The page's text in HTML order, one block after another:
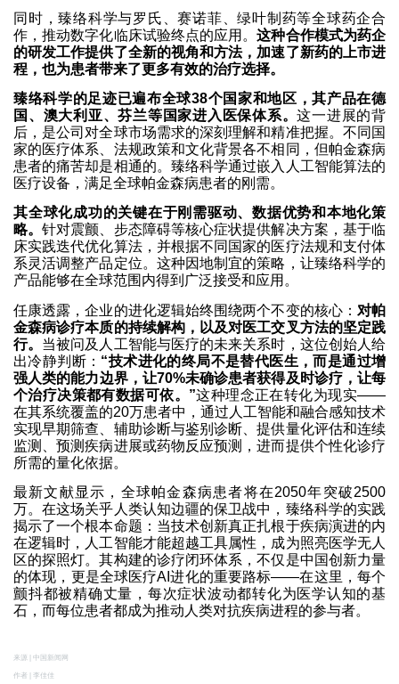
同时，臻络科学与罗氏、赛诺菲、绿叶制药等全球药企合
作，推动数字化临床试验终点的应用。这种合作模式为药企
的研发工作提供了全新的视角和方法，加速了新药的上市进
程，也为患者带来了更多有效的治疗选择。
臻络科学的足迹已遍布全球38个国家和地区，其产品在德
国、澳大利亚、芬兰等国家进入医保体系。这一进展的背
后，是公司对全球市场需求的深刻理解和精准把握。不同国
家的医疗体系、法规政策和文化背景各不相同，但帕金森病
患者的痛苦却是相通的。臻络科学通过嵌入人工智能算法的
医疗设备，满足全球帕金森病患者的刚需。
其全球化成功的关键在于刚需驱动、数据优势和本地化策
略。针对震颤、步态障碍等核心症状提供解决方案，基于临
床实践迭代优化算法，并根据不同国家的医疗法规和支付体
系灵活调整产品定位。这种因地制宜的策略，让臻络科学的
产品能够在全球范围内得到广泛接受和应用。
任康透露，企业的进化逻辑始终围绕两个不变的核心： 对帕
金森病诊疗本质的持续解构，以及对医工交叉方法的坚定践
行。 当被问及人工智能与医疗的未来关系时，这位创始人给
出冷静判断： “技术进化的终局不是替代医生，而是通过增
强人类的能力边界，让70%未确诊患者获得及时诊疗，让每
个治疗决策都有数据可依。”这种理念正在转化为现实——
在其系统覆盖的20万患者中，通过人工智能和融合感知技术
实现早期筛查、辅助诊断与鉴别诊断、提供量化评估和连续
监测、预测疾病进展或药物反应预测，进而提供个性化诊疗
所需的量化依据。
最新文献显示，全球帕金森病患者将在2050年突破2500
万。在这场关乎人类认知边疆的保卫战中，臻络科学的实践
揭示了一个根本命题：当技术创新真正扎根于疾病演进的内
在逻辑时，人工智能才能超越工具属性，成为照亮医学无人
区的探照灯。其构建的诊疗闭环体系，不仅是中国创新力量
的体现，更是全球医疗AI进化的重要路标——在这里，每个
颤抖都被精确丈量，每次症状波动都转化为医学认知的基
石，而每位患者都成为推动人类对抗疾病进程的参与者。
来源 | 中国新闻网
作者 | 李佳佳